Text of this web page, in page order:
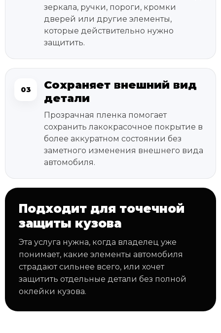
зеркала, ручки, пороги, кромки
дверей или другие элементы,
которые действительно нужно
защитить.
03
Сохраняет внешний вид
детали
Прозрачная пленка помогает
сохранить лакокрасочное покрытие в
более аккуратном состоянии без
заметного изменения внешнего вида
автомобиля.
Подходит для точечной
защиты кузова
Эта услуга нужна, когда владелец уже
понимает, какие элементы автомобиля
страдают сильнее всего, или хочет
защитить отдельные детали без полной
оклейки кузова.